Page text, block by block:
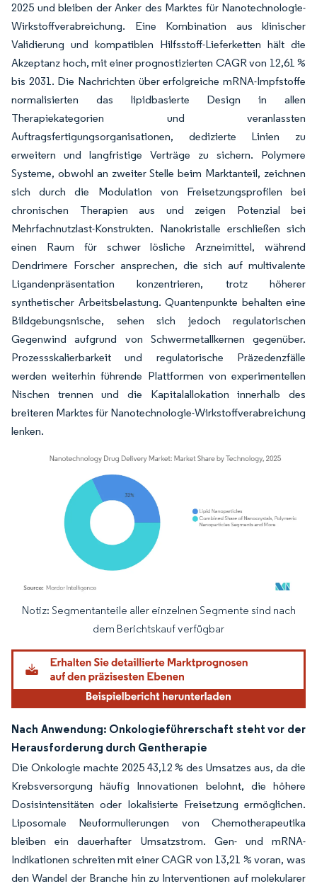
2025 und bleiben der Anker des Marktes für Nanotechnologie-
Wirkstoffverabreichung. Eine Kombination aus klinischer
Validierung und kompatiblen Hilfsstoff-Lieferketten hält die
Akzeptanz hoch, mit einer prognostizierten CAGR von 12,61 %
bis 2031. Die Nachrichten über erfolgreiche mRNA-Impfstoffe
normalisierten das lipidbasierte Design in allen
Therapiekategorien und veranlassten
Auftragsfertigungsorganisationen, dedizierte Linien zu
erweitern und langfristige Verträge zu sichern. Polymere
Systeme, obwohl an zweiter Stelle beim Marktanteil, zeichnen
sich durch die Modulation von Freisetzungsprofilen bei
chronischen Therapien aus und zeigen Potenzial bei
Mehrfachnutzlast-Konstrukten. Nanokristalle erschließen sich
einen Raum für schwer lösliche Arzneimittel, während
Dendrimere Forscher ansprechen, die sich auf multivalente
Ligandenpräsentation konzentrieren, trotz höherer
synthetischer Arbeitsbelastung. Quantenpunkte behalten eine
Bildgebungsnische, sehen sich jedoch regulatorischen
Gegenwind aufgrund von Schwermetallkernen gegenüber.
Prozessskalierbarkeit und regulatorische Präzedenzfälle
werden weiterhin führende Plattformen von experimentellen
Nischen trennen und die Kapitalallokation innerhalb des
breiteren Marktes für Nanotechnologie-Wirkstoffverabreichung
lenken.
Bild © Mordor Intelligence. Wiederverwendung erfordert Namensnennung
Notiz: Segmentanteile aller einzelnen Segmente sind nach
dem Berichtskauf verfügbar
Nach Anwendung: Onkologieführerschaft steht vor der
Herausforderung durch Gentherapie
Die Onkologie machte 2025 43,12 % des Umsatzes aus, da die
Krebsversorgung häufig Innovationen belohnt, die höhere
Dosisintensitäten oder lokalisierte Freisetzung ermöglichen.
Liposomale Neuformulierungen von Chemotherapeutika
bleiben ein dauerhafter Umsatzstrom. Gen- und mRNA-
Indikationen schreiten mit einer CAGR von 13,21 % voran, was
den Wandel der Branche hin zu Interventionen auf molekularer